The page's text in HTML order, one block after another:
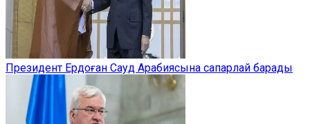
Президент Ердоған Сауд Арабиясына сапарлай барады